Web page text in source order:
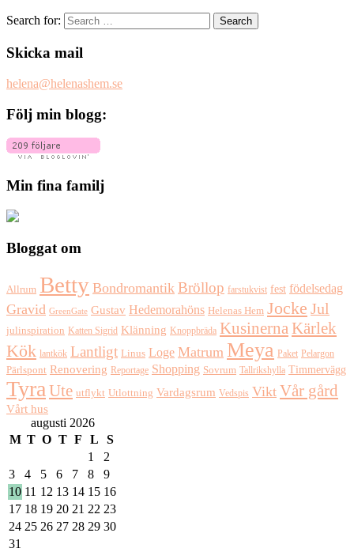
Search for:
Skicka mail
helena@helenashem.se
Följ min blogg:
Min fina familj
Bloggat om
Allrum Betty Bondromantik Bröllop farstukvist fest födelsedag
Gravid GreenGate Gustav Hedemorahöns Helenas Hem Jocke Jul
julinspiration Katten Sigrid Klänning Knoppbräda KusinernaKärlek
Kök lantkök Lantligt Linus Loge Matrum Meya Paket Pelargon
Pärlspont Renovering Reportage Shopping Sovrum Tallrikshylla Timmervägg
Tyra Ute utflykt Utlottning Vardagsrum Vedspis Vikt Vår gård
Vårt hus
augusti 2026
M T O T F L
S
1
2
3
4 5 6 7 8
9
10 11 12 13 14 15 16
17 18 19 20 21 22 23
24 25 26 27 28 29 30
31